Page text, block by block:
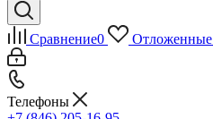
Сравнение0 Отложенные
Телефоны